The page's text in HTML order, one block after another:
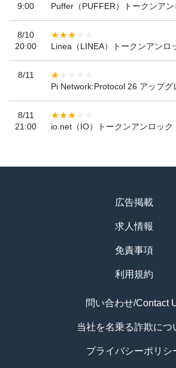
9:00
Puffer（PUFFER）トークンアン
8/10
20:00
Linea（LINEA）トークンアンロ
8/11
Pi Network:Protocol 26 アップグ
8/11
21:00
io.net（IO）トークンアンロック
広告掲載
求人情報
免責事項
利用規約
問い合わせ/Contact
当社を名乗る詐欺につ
プライバシーポリシ